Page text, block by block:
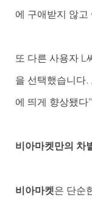
에 구애받지 않고
또 다른 사용자 L
을 선택했습니다
에 띄게 향상됐다
비아마켓만의 차
비아마켓은 단순